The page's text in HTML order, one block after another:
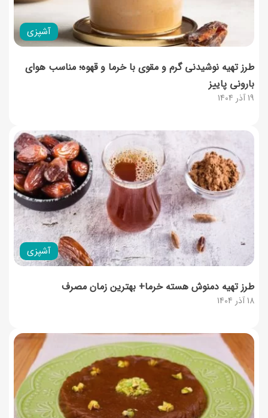
آشپزی
19 آذر 1404
طرز تهیه نوشیدنی گرم و مقوی با خرما و قهوه؛ مناسب هوای
بارونی پاییز
آشپزی
18 آذر 1404
طرز تهیه دمنوش هسته خرما+ بهترین زمان مصرف